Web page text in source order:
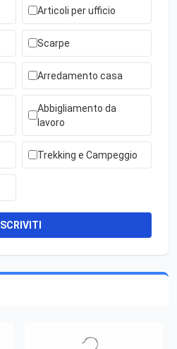
Articoli per ufficio
Scarpe
Arredamento casa
Abbigliamento da
lavoro
Trekking e Campeggio
ISCRIVITI